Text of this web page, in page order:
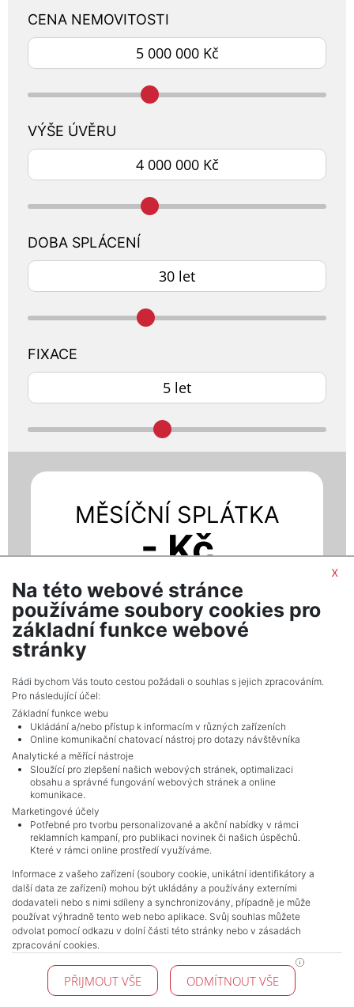
CENA NEMOVITOSTI
VÝŠE ÚVĚRU
DOBA SPLÁCENÍ
FIXACE
MĚSÍČNÍ SPLÁTKA
- Kč
Při úroku - % p.a.
MÁM ZÁJEM O HYPOTÉKU
NAVIGACE
Obchodní podmínky
Ochrana osobních údajů
Realitní kanceláře
Kontakt
Zpracování cookies
KONTAKT
Pražské reality
x
Na této webové stránce
používáme soubory cookies pro
základní funkce webové
stránky
Rádi bychom Vás touto cestou požádali o souhlas s jejich zpracováním.
Pro následující účel:
Základní funkce webu
Ukládání a/nebo přístup k informacím v různých zařízeních
Online komunikační chatovací nástroj pro dotazy návštěvníka
Analytické a měřící nástroje
Sloužící pro zlepšení našich webových stránek, optimalizaci
obsahu a správné fungování webových stránek a online
komunikace.
Marketingové účely
Potřebné pro tvorbu personalizované a akční nabídky v rámci
reklamních kampaní, pro publikaci novinek či našich úspěchů.
Které v rámci online prostředí využíváme.
Informace z vašeho zařízení (soubory cookie, unikátní identifikátory a
další data ze zařízení) mohou být ukládány a používány externími
dodavateli nebo s nimi sdíleny a synchronizovány, případně je může
používat výhradně tento web nebo aplikace. Svůj souhlas můžete
odvolat pomocí odkazu v dolní části této stránky nebo v zásadách
zpracování cookies.
PŘIJMOUT VŠE ODMÍTNOUT VŠE